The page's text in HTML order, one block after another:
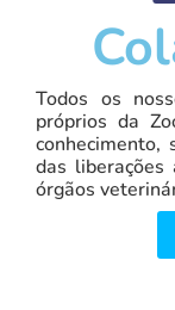
Todos os
próprios da
conhecimento,
das liberações
órgãos